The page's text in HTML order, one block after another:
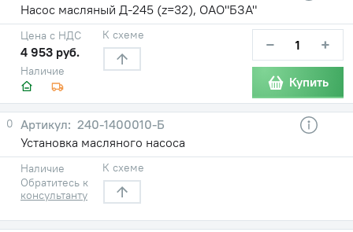
Насос масляный Д-245 (z=32), ОАО"БЗА"
Наличие
Цена с НДС
4 953 руб.
К схеме − +
Купить
0
240-1400010-Б
Установка масляного насоса
Наличие
Обратитесь к
консультанту
К схеме